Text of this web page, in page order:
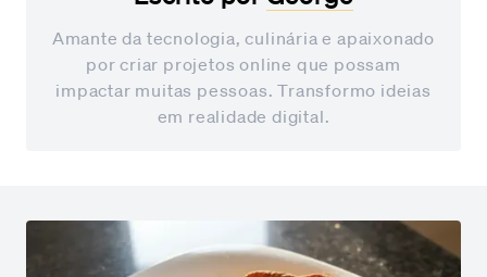
Amante da tecnologia, culinária e apaixonado
por criar projetos online que possam
impactar muitas pessoas. Transformo ideias
em realidade digital.